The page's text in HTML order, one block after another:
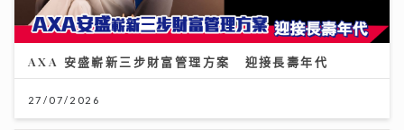
AXA 安盛嶄新三步財富管理方案 迎接長壽年代
27/07/2026